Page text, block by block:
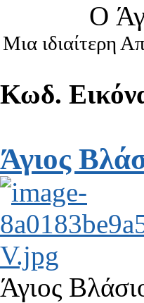
O
Μια ιδιαίτερη
Κωδ.
Άγιος
Άγιος